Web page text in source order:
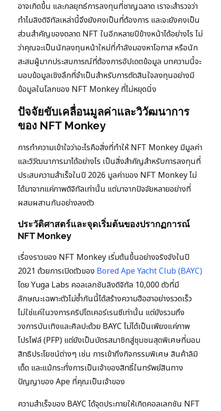
อาจเกิดขึ้น และกลยุทธ์การลงทุนที่ชาญฉลาด เราจะสำรวจว่า
ทำไมลิงดิจิทัลเหล่านี้จึงยังคงเป็นที่ต้องการ และจะยังคงเป็น
ส่วนสำคัญของตลาด NFT ในอีกหลายปีข้างหน้าได้อย่างไร ไม่
ว่าคุณจะเป็นนักลงทุนหน้าใหม่ที่กำลังมองหาโอกาส หรือนัก
สะสมผู้มากประสบการณ์ที่ต้องการอัปเดตข้อมูล บทความนี้จะ
มอบข้อมูลเชิงลึกที่จำเป็นสำหรับการตัดสินใจลงทุนอย่างมี
ข้อมูลในโลกของ NFT Monkey ที่ไม่หยุดนิ่ง
ปัจจัยขับเคลื่อนมูลค่าและวิวัฒนาการ
ของ NFT Monkey
การทำความเข้าใจว่าอะไรคือสิ่งที่ทำให้ NFT Monkey มีมูลค่า
และวิวัฒนาการมาได้อย่างไร เป็นสิ่งสำคัญสำหรับการลงทุนที่
ประสบความสำเร็จในปี 2026 มูลค่าของ NFT Monkey ไม่
ได้มาจากแค่ภาพดิจิทัลเท่านั้น แต่มาจากปัจจัยหลายอย่างที่
ผสมผสานกันอย่างลงตัว
ประวัติศาสตร์และจุดเริ่มต้นของปรากฏการณ์
NFT Monkey
เรื่องราวของ NFT Monkey เริ่มต้นขึ้นอย่างจริงจังในปี
2021 ด้วยการเปิดตัวของ Bored Ape Yacht Club (BAYC)
โดย Yuga Labs คอลเลกชันลิงดิจิทัล 10,000 ตัวที่มี
ลักษณะเฉพาะตัวไม่ซ้ำกันนี้ได้สร้างความฮือฮาอย่างรวดเร็ว
ไม่ใช่แค่ในวงการคริปโตเคอร์เรนซีเท่านั้น แต่ยังรวมถึง
วงการบันเทิงและศิลปะด้วย BAYC ไม่ได้เป็นเพียงแค่ภาพ
โปรไฟล์ (PFP) แต่ยังเป็นบัตรสมาชิกสู่ชุมชนสุดพิเศษที่มอบ
สิทธิประโยชน์ต่างๆ เช่น การเข้าถึงกิจกรรมพิเศษ สินค้าลิมิ
เต็ด และแม้กระทั่งการเป็นเจ้าของสิทธิ์ในทรัพย์สินทาง
ปัญญาของ Ape ที่คุณเป็นเจ้าของ
ความสำเร็จของ BAYC ได้จุดประกายให้เกิดคอลเลกชัน NFT